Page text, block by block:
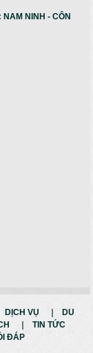
NAM NINH - CÔN
DỊCH VỤ
DU
TIN TỨC
ĐÁP